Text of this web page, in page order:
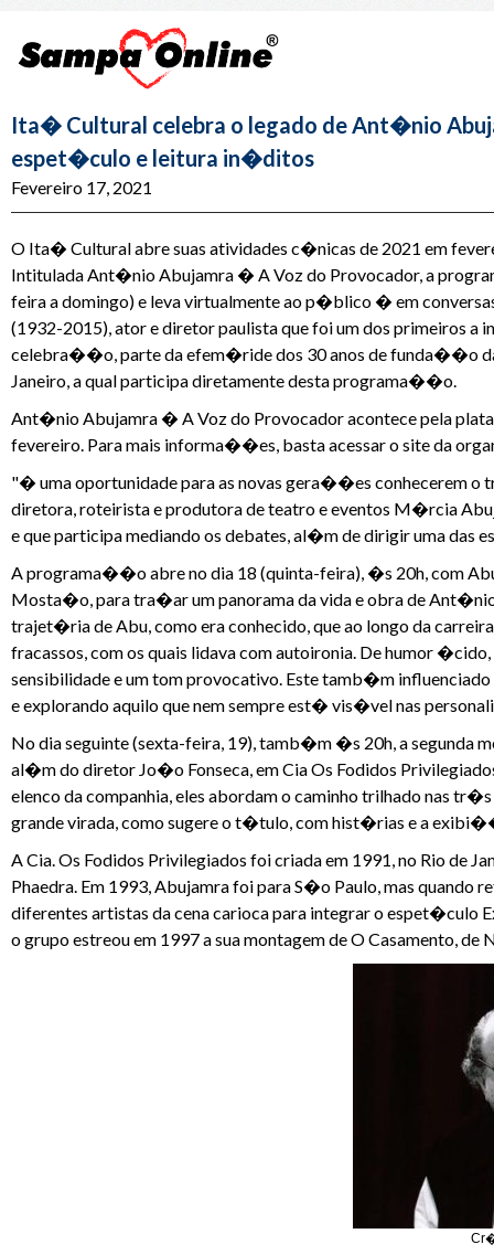
Ita� Cultural celebra o legado de Ant�nio
espet�culo e leitura in�ditos
Fevereiro 17, 2021
O Ita� Cultural abre suas atividades c�nicas de 2021 em
Intitulada Ant�nio Abujamra � A Voz do Provocador, a
feira a domingo) e leva virtualmente ao p�blico � em
(1932-2015), ator e diretor paulista que foi um dos primeiros
celebra��o, parte da efem�ride dos 30 anos de funda��o
Janeiro, a qual participa diretamente desta programa��o.
Ant�nio Abujamra � A Voz do Provocador acontece pela
fevereiro. Para mais informa��es, basta acessar o site da
"� uma oportunidade para as novas gera��es conhecerem o
diretora, roteirista e produtora de teatro e eventos M�rcia
e que participa mediando os debates, al�m de dirigir uma das
A programa��o abre no dia 18 (quinta-feira), �s 20h, com
Mosta�o, para tra�ar um panorama da vida e obra de
trajet�ria de Abu, como era conhecido, que ao longo da
fracassos, com os quais lidava com autoironia. De humor
sensibilidade e um tom provocativo. Este tamb�m
e explorando aquilo que nem sempre est� vis�vel nas
No dia seguinte (sexta-feira, 19), tamb�m �s 20h, a segunda
al�m do diretor Jo�o Fonseca, em Cia Os Fodidos
elenco da companhia, eles abordam o caminho trilhado nas
grande virada, como sugere o t�tulo, com hist�rias e a
A Cia. Os Fodidos Privilegiados foi criada em 1991, no Rio de
Phaedra. Em 1993, Abujamra foi para S�o Paulo, mas quando
diferentes artistas da cena carioca para integrar o espet�culo
o grupo estreou em 1997 a sua montagem de O Casamento, de